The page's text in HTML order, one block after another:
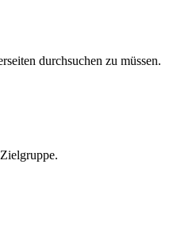
durchsuchen zu müssen.